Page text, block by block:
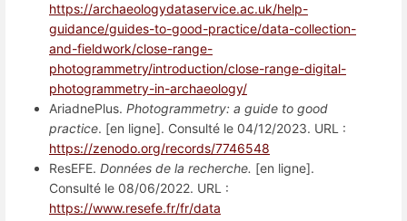
https://archaeologydataservice.ac.uk/help-
guidance/guides-to-good-practice/data-collection-
and-fieldwork/close-range-
photogrammetry/introduction/close-range-digital-
photogrammetry-in-archaeology/
AriadnePlus. Photogrammetry: a guide to good
practice. [en ligne]. Consulté le 04/12/2023. URL :
https://zenodo.org/records/7746548
ResEFE. Données de la recherche. [en ligne].
Consulté le 08/06/2022. URL :
https://www.resefe.fr/fr/data